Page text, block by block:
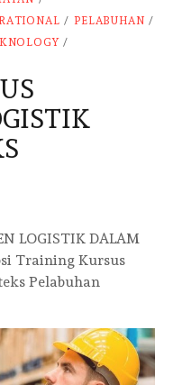
/ PELABUHAN /
/
LOGISTIK DALAM
Training Kursus
Pelabuhan